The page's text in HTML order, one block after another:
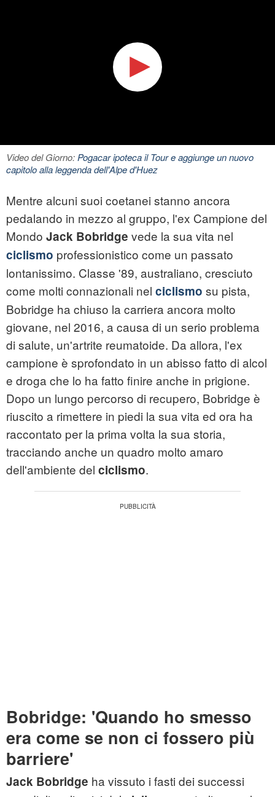
Video del Giorno:Pogacar ipoteca il Tour e aggiunge un nuovo
capitolo alla leggenda dell'Alpe d'Huez
Mentre alcuni suoi coetanei stanno ancora
pedalando in mezzo al gruppo, l'ex Campione del
Mondo Jack Bobridge vede la sua vita nel
ciclismo professionistico come un passato
lontanissimo. Classe '89, australiano, cresciuto
come molti connazionali nel ciclismo su pista,
Bobridge ha chiuso la carriera ancora molto
giovane, nel 2016, a causa di un serio problema
di salute, un'artrite reumatoide. Da allora, l'ex
campione è sprofondato in un abisso fatto di alcol
e droga che lo ha fatto finire anche in prigione.
Dopo un lungo percorso di recupero, Bobridge è
riuscito a rimettere in piedi la sua vita ed ora ha
raccontato per la prima volta la sua storia,
tracciando anche un quadro molto amaro
dell'ambiente del ciclismo.
Bobridge: 'Quando ho smesso
era come se non ci fossero più
barriere'
Jack Bobridge ha vissuto i fasti dei successi